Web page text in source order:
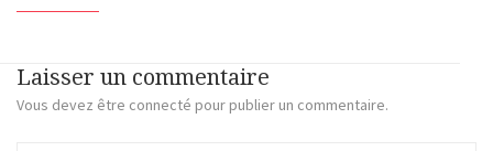
Laisser un commentaire
Vous devez être connecté pour publier un commentaire.